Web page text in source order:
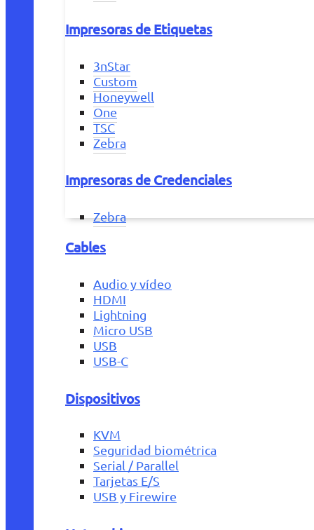
Impresoras de Etiquetas
3nStar
Custom
Honeywell
One
TSC
Zebra
Impresoras de Credenciales
Zebra
Cables
Audio y vídeo
HDMI
Lightning
Micro USB
USB
USB-C
Dispositivos
KVM
Seguridad biométrica
Serial / Parallel
Tarjetas E/S
USB y Firewire